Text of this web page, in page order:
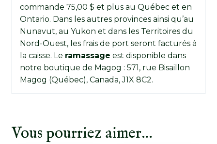
commande 75,00 $ et plus au Québec et en
Ontario. Dans les autres provinces ainsi qu’au
Nunavut, au Yukon et dans les Territoires du
Nord-Ouest, les frais de port seront facturés à
la caisse. Le ramassage est disponible dans
notre boutique de Magog : 571, rue Bisaillon
Magog (Québec), Canada, J1X 8C2.
Vous pourriez aimer…